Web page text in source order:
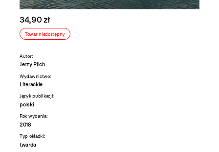
34,90 zł
Towar niedostępny
Autor:
Jerzy Pilch
Wydawnictwo:
Literackie
Język publikacji:
polski
Rok wydania:
2018
Typ okładki:
twarda